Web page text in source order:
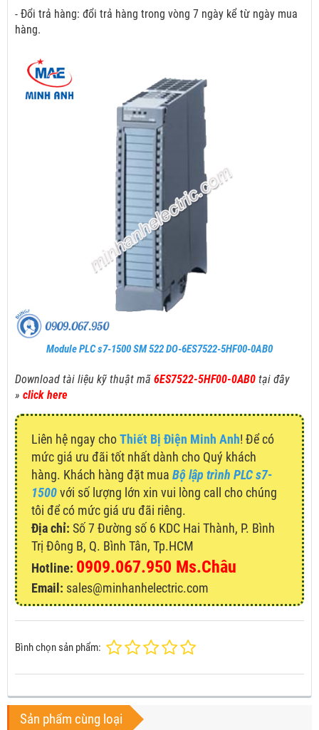
- Đổi trả hàng: đổi trả hàng trong vòng 7 ngày kể từ ngày mua
hàng.
Module PLC s7-1500 SM 522 DO-6ES7522-5HF00-0AB0
Download tài liệu kỹ thuật mã 6ES7522-5HF00-0AB0 tại đây
» click here
Liên hệ ngay choThiết Bị Điện Minh Anh! Để có
mức giá ưu đãi tốt nhất dành cho Quý khách
hàng. Khách hàng đặt mua Bộ lập trình PLC s7-
1500với số lượng lớn xin vui lòng call cho chúng
tôi để có mức giá ưu đãi riêng.
Địa chỉ: Số 7 Đường số 6 KDC Hai Thành, P. Bình
Trị Đông B, Q. Bình Tân, Tp.HCM
Hotline: 0909.067.950 Ms.Châu
Email: sales@minhanhelectric.com
Bình chọn sản phẩm:
Sản phẩm cùng loại